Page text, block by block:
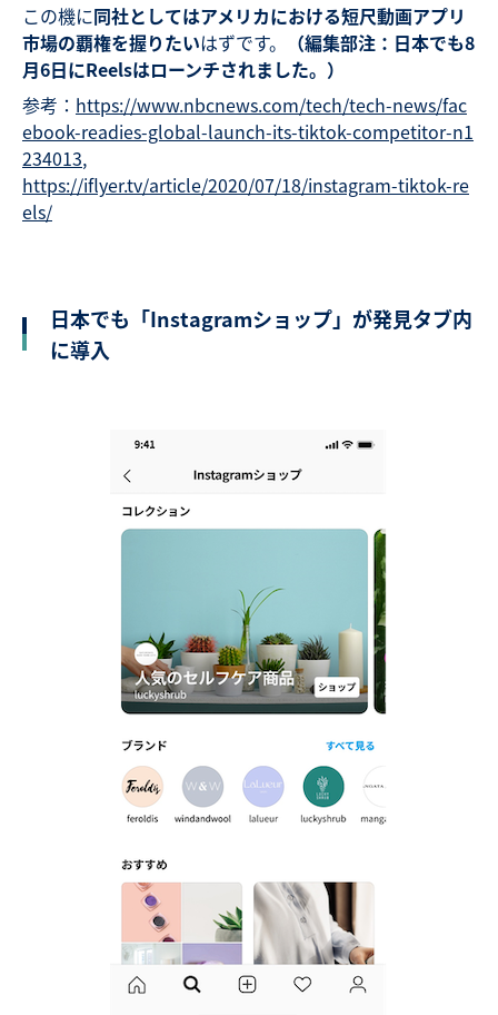
この機に同社としてはアメリカにおける短尺動画アプリ
市場の覇権を握りたいはずです。
（編集部注：日本でも8
月6日にReelsはローンチされました。）
参考： https://www.nbcnews.com/tech/tech-news/fac
ebook-readies-global-launch-its-tiktok-competitor-n1
234013,
https://iflyer.tv/article/2020/07/18/instagram-tiktok-re
els/
日本でも「Instagramショップ」が発見タブ内
に導入